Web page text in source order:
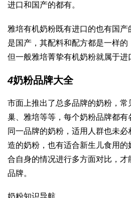
进口和国产的都有。
雅培有机奶粉既有进口的也有国
是国产，其配料和配方都是一样的
但一般雅培菁挚有机奶粉就属于进
4奶粉品牌大全
市面上推出了总多品牌的奶粉，
巢、雅培等等，每个奶粉品牌都
同一品牌的奶粉，适用人群也未
造的奶粉，也有适合新生儿食用
合自身的情况进行多方面对比，
品牌。